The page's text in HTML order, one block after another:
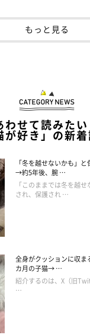
ありました。最初は
かくん（取材時6才）
しおくんにも同じよ
間にかちゃかくんと
〜」「なでて〜」な
話しかけてくれるのだ
もっと見る
わせて読みたい
が好き」の新
「冬を越せないかも」
→約5年後、腕 …
「このままでは冬を越
され、保護され …
全身がクッションに収
カ月の子猫→ …
紹介するのは、X（旧
…